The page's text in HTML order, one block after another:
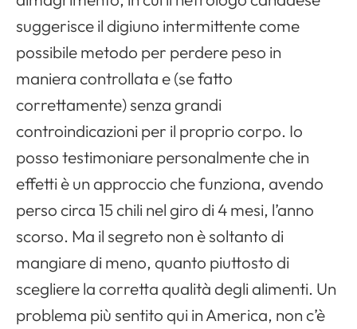
suggerisce il digiuno intermittente come
possibile metodo per perdere peso in
maniera controllata e (se fatto
correttamente) senza grandi
controindicazioni per il proprio corpo. Io
posso testimoniare personalmente che in
effetti è un approccio che funziona, avendo
perso circa 15 chili nel giro di 4 mesi, l’anno
scorso. Ma il segreto non è soltanto di
mangiare di meno, quanto piuttosto di
scegliere la corretta qualità degli alimenti. Un
problema più sentito qui in America, non c’è